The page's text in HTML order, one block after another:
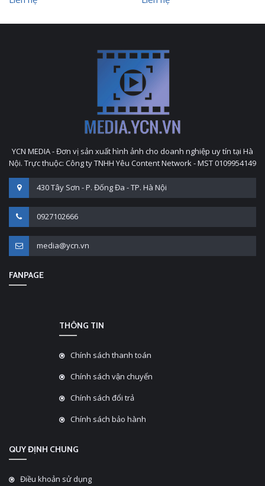
YCN MEDIA - Đơn vị sản xuất hình ảnh cho doanh nghiệp uy tín tại Hà
Nội. Trực thuộc: Công ty TNHH Yêu Content Network - MST 0109954149
430 Tây Sơn - P. Đống Đa - TP. Hà Nội
0927102666
media@ycn.vn
FANPAGE
THÔNG TIN
Chính sách thanh toán
Chính sách vận chuyển
Chính sách đổi trả
Chính sách bảo hành
QUY ĐỊNH CHUNG
Điều khoản sử dụng